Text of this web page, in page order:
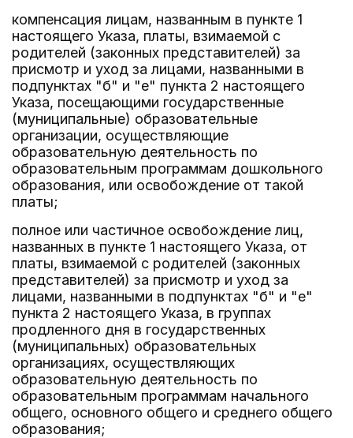
компенсация лицам, названным в пункте 1
настоящего Указа, платы, взимаемой с
родителей (законных представителей) за
присмотр и уход за лицами, названными в
подпунктах "б" и "е" пункта 2 настоящего
Указа, посещающими государственные
(муниципальные) образовательные
организации, осуществляющие
образовательную деятельность по
образовательным программам дошкольного
образования, или освобождение от такой
платы;
полное или частичное освобождение лиц,
названных в пункте 1 настоящего Указа, от
платы, взимаемой с родителей (законных
представителей) за присмотр и уход за
лицами, названными в подпунктах "б" и "е"
пункта 2 настоящего Указа, в группах
продленного дня в государственных
(муниципальных) образовательных
организациях, осуществляющих
образовательную деятельность по
образовательным программам начального
общего, основного общего и среднего общего
образования;